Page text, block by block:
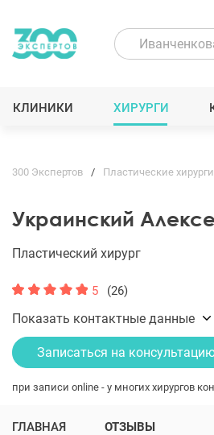
КЛИНИКИ ХИРУРГИ
300 Экспертов Пластические хирурги
Украинский
Пластический хирург
5 (26)
Показать контактные данные
Записаться на
при записи online - у многих хирургов
ГЛАВНАЯ ОТЗЫВЫ